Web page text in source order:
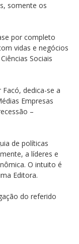
somente os
por completo
vidas e negócios
Sociais
dedica-se a
Empresas
–
de políticas
a líderes e
O intuito é
Editora.
do referido